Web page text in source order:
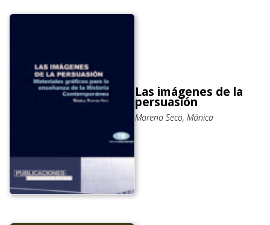
Las imágenes de la
persuasión
Moreno Seco, Mónica